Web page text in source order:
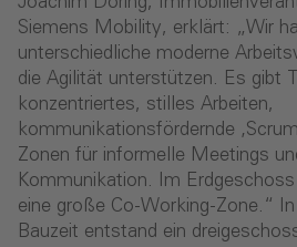
Siemens Mobility, erklärt: „Wir
unterschiedliche moderne
die Agilität unterstützen. Es gibt
konzentriertes, stilles Arbeiten,
kommunikationsfördernde
Zonen für informelle Meetings
Kommunikation. Im
eine große Co-Working-Zone.“
Bauzeit entstand ein